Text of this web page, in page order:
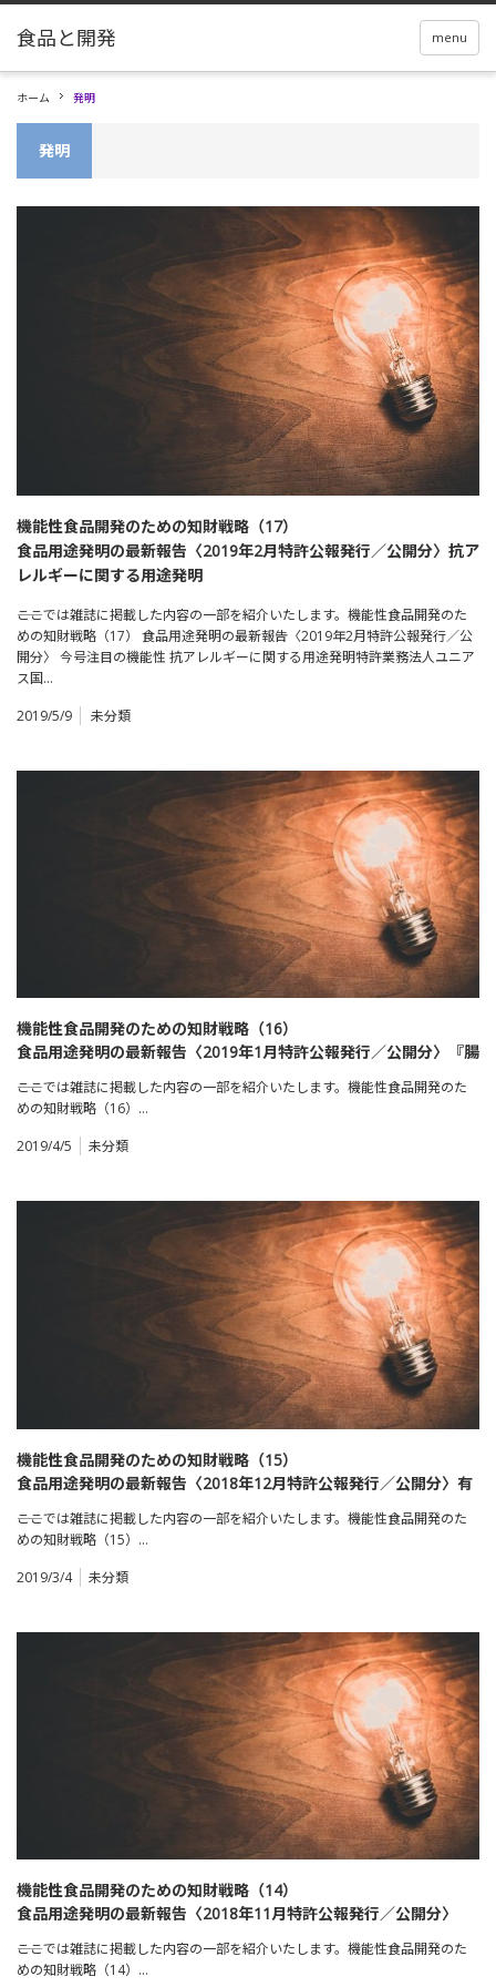
menu
ホーム 発明
発明
機能性食品開発のための知財戦略（17）
食品用途発明の最新報告〈2019年2月特許公報発行／公開分〉抗ア
レルギーに関する用途発明
――ここでは雑誌に掲載した内容の一部を紹介いたします。機能性食品開発のた
めの知財戦略（17） 食品用途発明の最新報告〈2019年2月特許公報発行／公
開分〉 今号注目の機能性 抗アレルギーに関する用途発明特許業務法人ユニア
ス国…
2019/5/9
未分類
機能性食品開発のための知財戦略（16）
食品用途発明の最新報告〈2019年1月特許公報発行／公開分〉『腸
――ここでは雑誌に掲載した内容の一部を紹介いたします。機能性食品開発のた
めの知財戦略（16）…
2019/4/5
未分類
機能性食品開発のための知財戦略（15）
食品用途発明の最新報告〈2018年12月特許公報発行／公開分〉有
――ここでは雑誌に掲載した内容の一部を紹介いたします。機能性食品開発のた
めの知財戦略（15）…
2019/3/4
未分類
機能性食品開発のための知財戦略（14）
食品用途発明の最新報告〈2018年11月特許公報発行／公開分〉
――ここでは雑誌に掲載した内容の一部を紹介いたします。機能性食品開発のた
めの知財戦略（14）…